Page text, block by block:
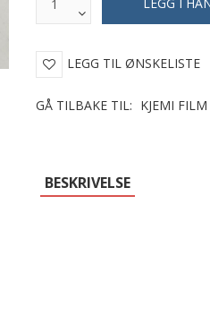
LEGG TIL ØNSKELISTE
GÅ TILBAKE TIL: KJEMI FILM
BESKRIVELSE